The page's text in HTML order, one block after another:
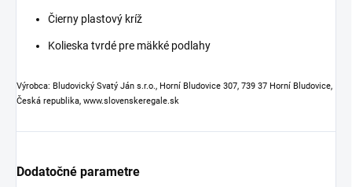
Čierny plastový kríž
Kolieska tvrdé pre mäkké podlahy
Výrobca: Bludovický Svatý Ján s.r.o., Horní Bludovice 307, 739 37 Horní Bludovice,
Česká republika, www.slovenskeregale.sk
Dodatočné parametre